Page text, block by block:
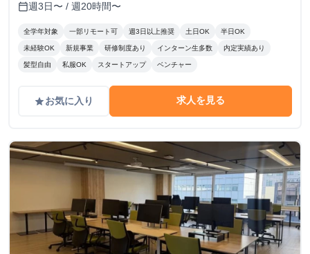
calendar_today週3日〜 / 週20時間〜
全学年対象 一部リモート可 週3日以上推奨 土日OK 半日OK
未経験OK 新規事業 研修制度あり インターン生多数 内定実績あり
髪型自由 私服OK スタートアップ ベンチャー
gradeお気に入り 求人を見る